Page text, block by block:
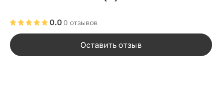
0 отзывов
0.0
Оставить отзыв